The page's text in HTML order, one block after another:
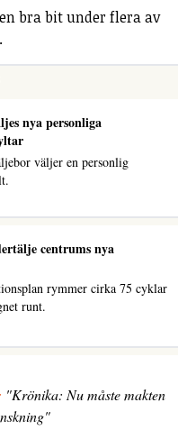
bra bit under flera av
nya personliga
väljer en personlig
centrums nya
rymmer cirka 75 cyklar
runt.
"Krönika: Nu måste makten